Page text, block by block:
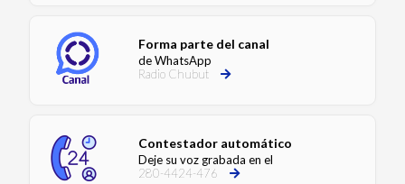
Forma parte del canal
de WhatsApp
Radio Chubut
Contestador automático
Deje su voz grabada en el
280-4424-476